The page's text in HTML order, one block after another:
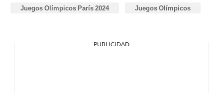
Juegos Olímpicos París 2024 Juegos Olímpicos
PUBLICIDAD